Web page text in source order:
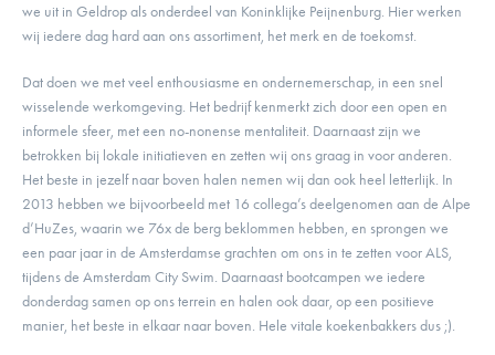
we uit in Geldrop als onderdeel van Koninklijke Peijnenburg. Hier werken
wij iedere dag hard aan ons assortiment, het merk en de toekomst.
Dat doen we met veel enthousiasme en ondernemerschap, in een snel
wisselende werkomgeving. Het bedrijf kenmerkt zich door een open en
informele sfeer, met een no-nonense mentaliteit. Daarnaast zijn we
betrokken bij lokale initiatieven en zetten wij ons graag in voor anderen.
Het beste in jezelf naar boven halen nemen wij dan ook heel letterlijk. In
2013 hebben we bijvoorbeeld met 16 collega’s deelgenomen aan de Alpe
d’HuZes, waarin we 76x de berg beklommen hebben, en sprongen we
een paar jaar in de Amsterdamse grachten om ons in te zetten voor ALS,
tijdens de Amsterdam City Swim. Daarnaast bootcampen we iedere
donderdag samen op ons terrein en halen ook daar, op een positieve
manier, het beste in elkaar naar boven. Hele vitale koekenbakkers dus ;).